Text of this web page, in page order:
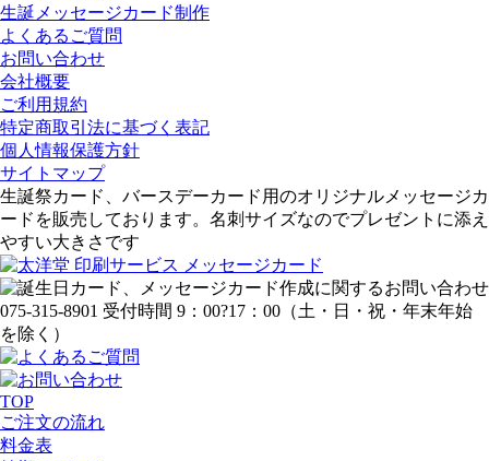
生誕メッセージカード制作
よくあるご質問
お問い合わせ
会社概要
ご利用規約
特定商取引法に基づく表記
個人情報保護方針
サイトマップ
生誕祭カード、バースデーカード用のオリジナルメッセージカ
ードを販売しております。名刺サイズなのでプレゼントに添え
やすい大きさです
TOP
ご注文の流れ
料金表